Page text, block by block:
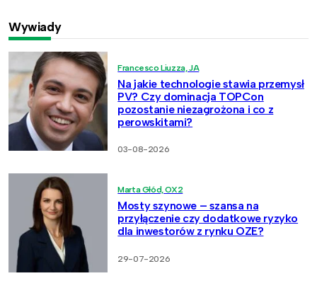
Wywiady
Francesco Liuzza, JA
Na jakie technologie stawia przemysł
PV? Czy dominacja TOPCon
pozostanie niezagrożona i co z
perowskitami?
03-08-2026
Marta Głód, OX2
Mosty szynowe – szansa na
przyłączenie czy dodatkowe ryzyko
dla inwestorów z rynku OZE?
29-07-2026